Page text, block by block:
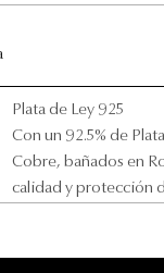
Plata de Ley 925
Con un 92.5% de
Cobre, bañados en
calidad y protección